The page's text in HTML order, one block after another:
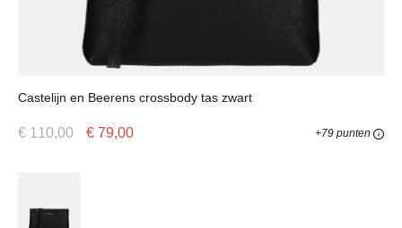
Castelijn en Beerens crossbody tas zwart
€ 110,00 € 79,00 +79 punten